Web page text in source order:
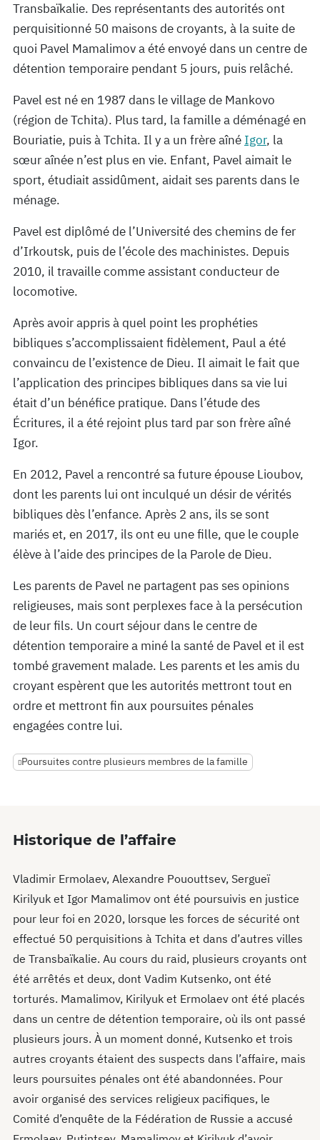
Transbaïkalie. Des représentants des autorités ont
perquisitionné 50 maisons de croyants, à la suite de
quoi Pavel Mamalimov a été envoyé dans un centre de
détention temporaire pendant 5 jours, puis relâché.
Pavel est né en 1987 dans le village de Mankovo
(région de Tchita). Plus tard, la famille a déménagé en
Bouriatie, puis à Tchita. Il y a un frère aîné Igor, la
sœur aînée n’est plus en vie. Enfant, Pavel aimait le
sport, étudiait assidûment, aidait ses parents dans le
ménage.
Pavel est diplômé de l’Université des chemins de fer
d’Irkoutsk, puis de l’école des machinistes. Depuis
2010, il travaille comme assistant conducteur de
locomotive.
Après avoir appris à quel point les prophéties
bibliques s’accomplissaient fidèlement, Paul a été
convaincu de l’existence de Dieu. Il aimait le fait que
l’application des principes bibliques dans sa vie lui
était d’un bénéfice pratique. Dans l’étude des
Écritures, il a été rejoint plus tard par son frère aîné
Igor.
En 2012, Pavel a rencontré sa future épouse Lioubov,
dont les parents lui ont inculqué un désir de vérités
bibliques dès l’enfance. Après 2 ans, ils se sont
mariés et, en 2017, ils ont eu une fille, que le couple
élève à l’aide des principes de la Parole de Dieu.
Les parents de Pavel ne partagent pas ses opinions
religieuses, mais sont perplexes face à la persécution
de leur fils. Un court séjour dans le centre de
détention temporaire a miné la santé de Pavel et il est
tombé gravement malade. Les parents et les amis du
croyant espèrent que les autorités mettront tout en
ordre et mettront fin aux poursuites pénales
engagées contre lui.
Poursuites contre plusieurs membres de la famille
Historique de l’affaire
Vladimir Ermolaev, Alexandre Pououttsev, Sergueï
Kirilyuk et Igor Mamalimov ont été poursuivis en justice
pour leur foi en 2020, lorsque les forces de sécurité ont
effectué 50 perquisitions à Tchita et dans d’autres villes
de Transbaïkalie. Au cours du raid, plusieurs croyants ont
été arrêtés et deux, dont Vadim Kutsenko, ont été
torturés. Mamalimov, Kirilyuk et Ermolaev ont été placés
dans un centre de détention temporaire, où ils ont passé
plusieurs jours. À un moment donné, Kutsenko et trois
autres croyants étaient des suspects dans l’affaire, mais
leurs poursuites pénales ont été abandonnées. Pour
avoir organisé des services religieux pacifiques, le
Comité d’enquête de la Fédération de Russie a accusé